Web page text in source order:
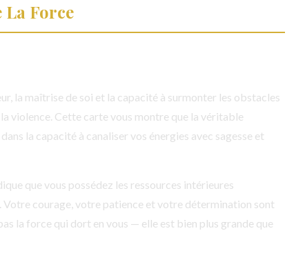
Force
la maîtrise de soi et la capacité à surmonter les obstacles
violence. Cette carte vous montre que la véritable
la capacité à canaliser vos énergies avec sagesse et
que vous possédez les ressources intérieures
courage, votre patience et votre détermination sont
la force qui dort en vous — elle est bien plus grande que